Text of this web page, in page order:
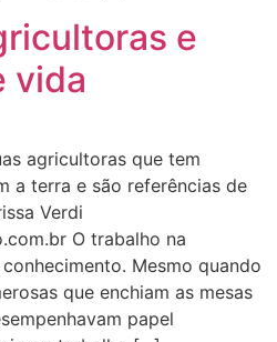
e
vida
agricultoras que tem
a terra e são referências de
Verdi
O trabalho na
Mesmo quando
que enchiam as mesas
papel